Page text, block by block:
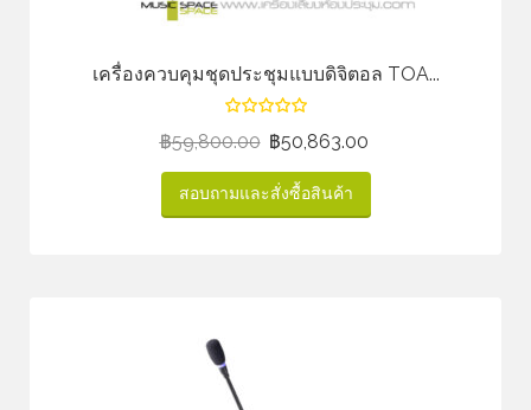
เครื่องควบคุมชุดประชุมแบบดิจิตอล TOA...
฿59,800.00 ฿50,863.00
สอบถามและสั่งซื้อสินค้า